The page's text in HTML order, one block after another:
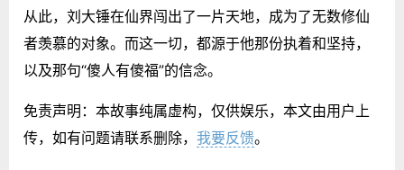
从此，刘大锤在仙界闯出了一片天地，成为了无数修仙
者羡慕的对象。而这一切，都源于他那份执着和坚持，
以及那句“傻人有傻福”的信念。
免责声明：本故事纯属虚构，仅供娱乐，本文由用户上
传，如有问题请联系删除， 我要反馈。